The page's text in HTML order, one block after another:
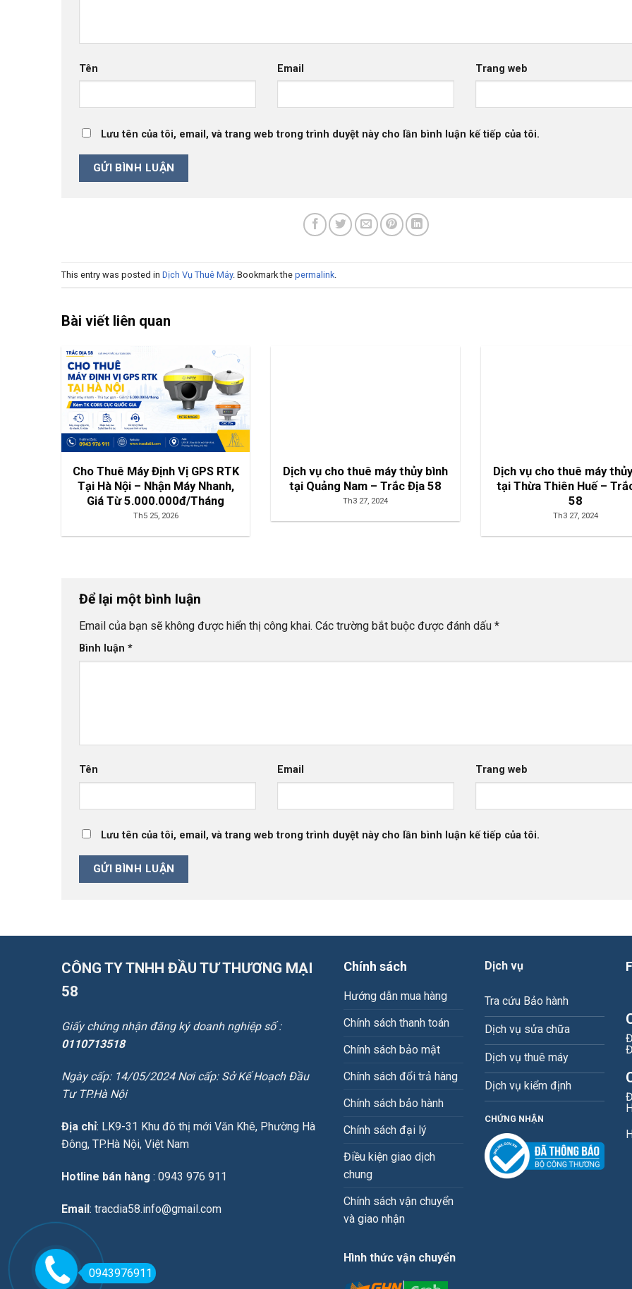
Tên Email Trang web
Lưu tên của tôi, email, và trang web trong trình duyệt này cho lần bình luận kế tiếp của tôi.
This entry was posted in Dịch Vụ Thuê Máy. Bookmark the permalink
Bài viết liên quan
Cho Thuê Máy Định Vị GPS RTK
Tại Hà Nội – Nhận Máy Nhanh,
Giá Từ 5.000.000đ/Tháng
Th5 25, 2026
Dịch vụ cho thuê máy thủy bình
tại Quảng Nam – Trắc Địa 58
Th3 27, 2024
Dịch vụ cho thuê máy
tại Thừa Thiên Huế –
58
Th3 27, 2024
Để lại một bình luận
Email của bạn sẽ không được hiển thị công khai. Các trường bắt buộc được đánh dấu *
Bình luận *
Tên Email Trang web
Lưu tên của tôi, email, và trang web trong trình duyệt này cho lần bình luận kế tiếp của tôi.
CÔNG TY TNHH ĐẦU TƯ THƯƠNG MẠI
58
Giấy chứng nhận đăng ký doanh nghiệp số :
0110713518
Ngày cấp: 14/05/2024 Nơi cấp: Sở Kế Hoạch Đầu
Tư TP.Hà Nội
Địa chỉ: LK9-31 Khu đô thị mới Văn Khê, Phường Hà
Đông, TP.Hà Nội, Việt Nam
Hotline bán hàng : 0943 976 911
Email: tracdia58.info@gmail.com
Chính sách
Hướng dẫn mua hàng
Chính sách thanh toán
Chính sách bảo mật
Chính sách đổi trả hàng
Chính sách bảo hành
Chính sách đại lý
Điều kiện giao dịch
chung
Chính sách vận chuyển
và giao nhận
Hình thức vận chuyển
Dịch vụ
Tra cứu Bảo hành
Dịch vụ sửa chữa
Dịch vụ thuê máy
Dịch vụ kiểm định
CHỨNG NHẬN
0943976911